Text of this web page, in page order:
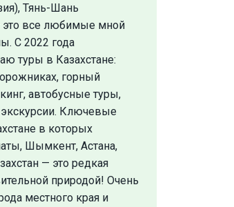
Тянь-Шань
это все любимые мной
С 2022 года
туры в Казахстане:
горный
автобусные туры,
Ключевые
в которых
Шымкент, Астана,
— это редкая
природой! Очень
местного края и